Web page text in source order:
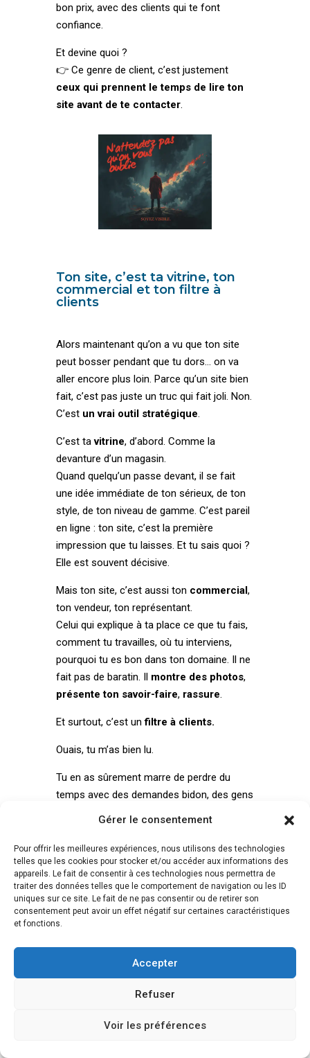
Gérer le consentement
Pour offrir les meilleures expériences, nous utilisons des technologies
telles que les cookies pour stocker et/ou accéder aux informations des
appareils. Le fait de consentir à ces technologies nous permettra de
traiter des données telles que le comportement de navigation ou les ID
uniques sur ce site. Le fait de ne pas consentir ou de retirer son
consentement peut avoir un effet négatif sur certaines caractéristiques
et fonctions.
Accepter
Refuser
Voir les préférences
bon prix, avec des clients qui te font
confiance.
Et devine quoi ?
👉 Ce genre de client, c’est justement
ceux qui prennent le temps de lire ton
site avant de te contacter.
Ton site, c’est ta vitrine, ton
commercial et ton filtre à
clients
Alors maintenant qu’on a vu que ton site
peut bosser pendant que tu dors… on va
aller encore plus loin. Parce qu’un site bien
fait, c’est pas juste un truc qui fait joli. Non.
C’est un vrai outil stratégique
C’est tavitrine, d’abord. Comme la
devanture d’un magasin.
Quand quelqu’un passe devant, il se fait
une idée immédiate de ton sérieux, de ton
style, de ton niveau de gamme. C’est pareil
en ligne : ton site, c’est la première
impression que tu laisses. Et tu sais quoi ?
Elle est souvent décisive.
Mais ton site, c’est aussi ton commercial,
ton vendeur, ton représentant.
Celui qui explique à ta place ce que tu fais,
comment tu travailles, où tu interviens,
pourquoi tu es bon dans ton domaine. Il ne
fait pas de baratin. Il montre des photos,
présente ton savoir-faire, rassure
Et surtout, c’est unfiltre à clients.
Ouais, tu m’as bien lu.
Tu en as sûrement marre de perdre du
temps avec des demandes bidon, des gens
de comprendre ce que tu fais.
Ton site, s’il est bien foutu,filtre
naturellementles contacts :
Il affiche ta zone d’intervention → donc
Il montre ta façon de bosser → donc
le monde pour 300 €